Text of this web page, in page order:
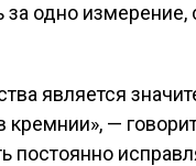
за одно
является
—